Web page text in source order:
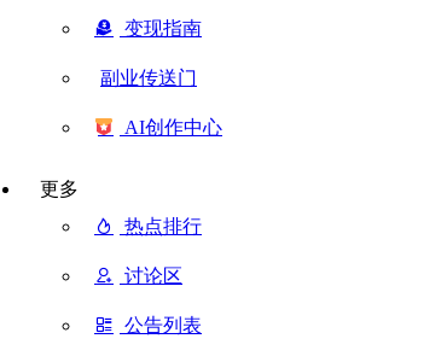
变现指南
副业传送门
AI创作中心
更多
热点排行
讨论区
公告列表